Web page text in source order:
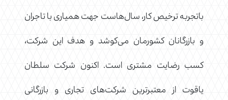
باتجربه ترخیص کار، سال‌هاست جهت همیاری با تاجران
و بازرگانان کشورمان می‌کوشد و هدف این شرکت،
کسب رضایت مشتری است. اکنون شرکت سلطان
یاقوت از معتبرترین شرکت‌های تجاری و بازرگانی